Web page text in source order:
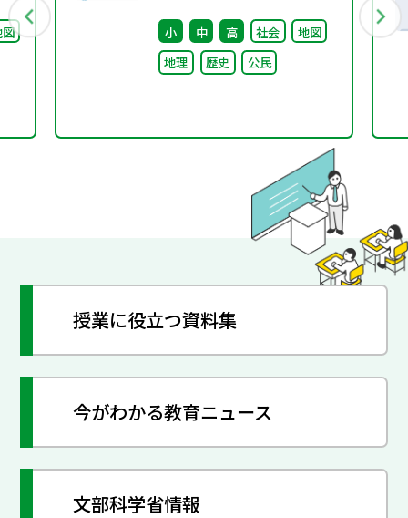
（第2回） 配付資料
小 中 高 社会
地図
地理
歴史 公民
授業に役立つ資料集
今がわかる教育ニュース
文部科学省情報